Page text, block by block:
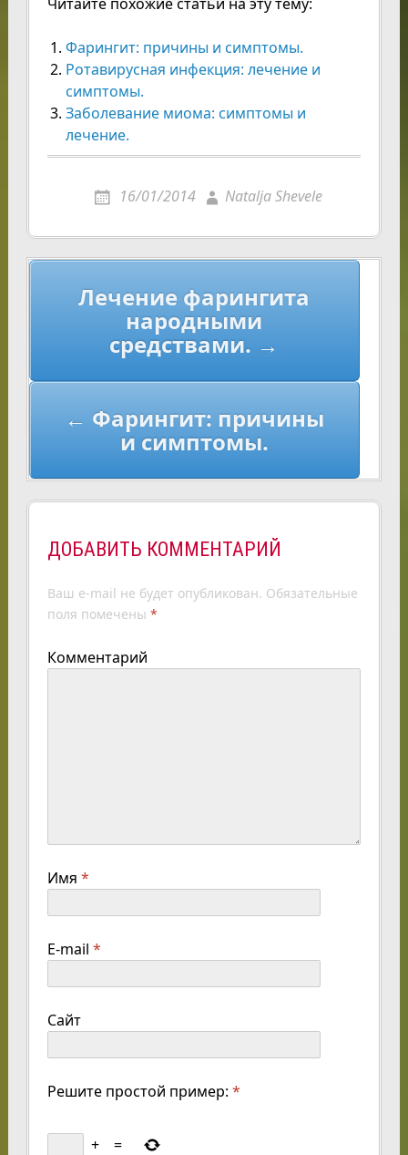
Фарингит: причины и симптомы.
Ротавирусная инфекция: лечение и
симптомы.
Заболевание миома: симптомы и
лечение.
16/01/2014 Natalja Shevele
Навигация
Лечение фарингита
народными
средствами. →
← Фарингит: причины
и симптомы.
ДОБАВИТЬ КОММЕНТАРИЙ
Ваш e-mail не будет опубликован. Обязательные
поля помечены *
Комментарий
Имя *
E-mail *
Сайт
Решите простой пример: *
+ =